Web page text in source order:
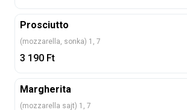
Prosciutto
(mozzarella, sonka) 1, 7
3 190 Ft
Margherita
(mozzarella sajt) 1, 7